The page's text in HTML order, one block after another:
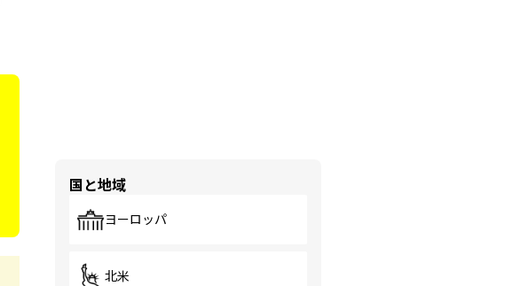
国と地域
ヨーロッパ
北米